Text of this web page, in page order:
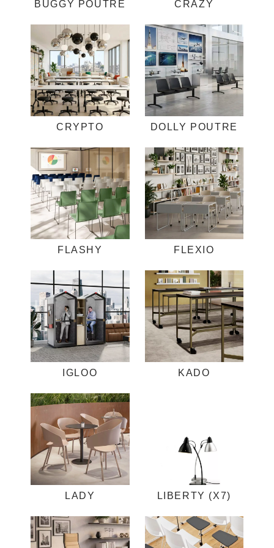
BUGGY POUTRE CRAZY
CRYPTO DOLLY POUTRE
FLASHY FLEXIO
IGLOO KADO
LADY LIBERTY (X7)